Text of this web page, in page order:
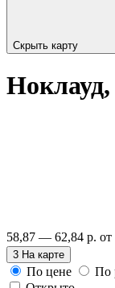
Скрыть карту
Ноклауд,
58,87 — 62,84 р. от
3 На карте
По цене
По